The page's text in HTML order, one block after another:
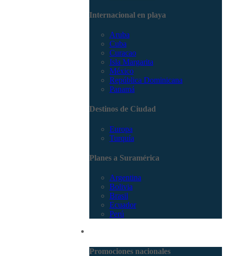
Internacional en playa
Aruba
Cuba
Curacao
Isla Margarita
México
República Dominicana
Panamá
Destinos de Ciudad
Europa
Turquía
Planes a Suramérica
Argentina
Bolivia
Brasil
Ecuador
Perú
Promociones nacionales